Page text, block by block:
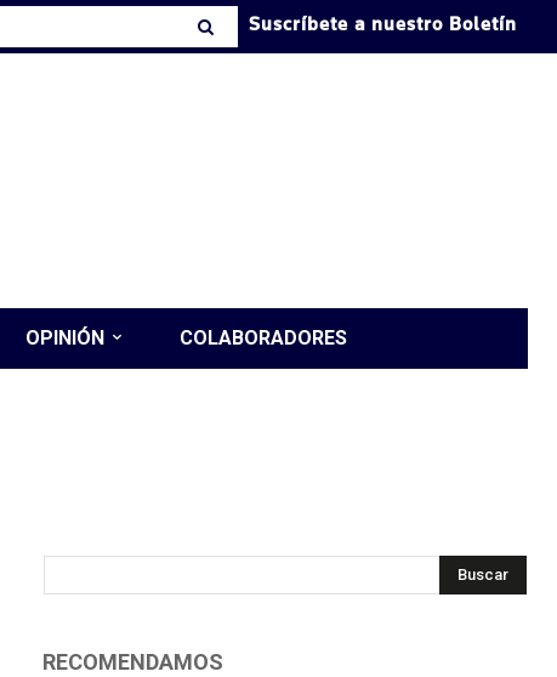
Suscríbete a nuestro Boletín
OPINIÓN COLABORADORES
Buscar
RECOMENDAMOS